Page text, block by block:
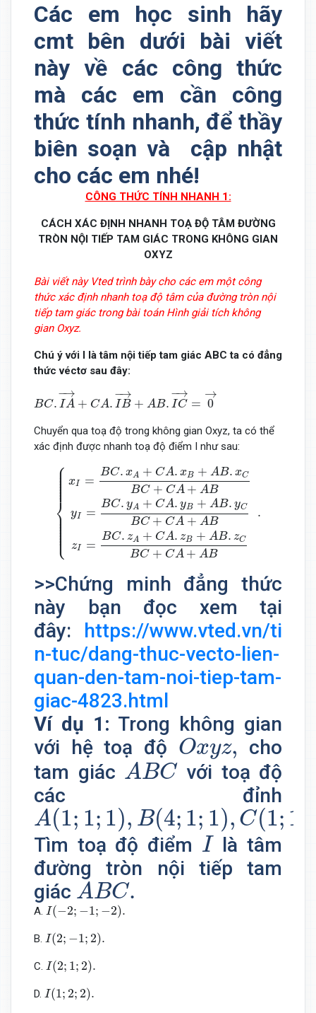
Các em học sinh hãy
cmt bên dưới bài viết
này về các công thức
mà các em cần công
thức tính nhanh, để thầy
biên soạn và cập nhật
cho các em nhé!
CÔNG THỨC TÍNH NHANH 1:
CÁCH XÁC ĐỊNH NHANH TOẠ ĐỘ TÂM ĐƯỜNG
TRÒN NỘI TIẾP TAM GIÁC TRONG KHÔNG GIAN
OXYZ
Bài viết này Vted trình bày cho các em một công
thức xác định nhanh toạ độ tâm của đường tròn nội
tiếp tam giác trong bài toán Hình giải tích không
gian Oxyz.
Chú ý với I là tâm nội tiếp tam giác ABC ta có đẳng
thức véctơ sau đây:
BC.
−→
IA + CA.
−→
IB + AB.
−→
IC =
→
0
A→ + →=0
Chuyển qua toạ độ trong không gian Oxyz, ta có thể
xác định được nhanh toạ độ điểm I như sau:
⎧
⎪
⎪
⎪
⎪ ⎪ ⎪ ⎪ ⎪
⎨
⎪
⎪ ⎪
⎪ ⎪ ⎪ ⎪ ⎪⎩
xI =
BC. xA + CA. xB + AB. xC
BC + CA + AB
yI =
BC. yA + CA. yB + AB. yC
BC + CA + AB
zI =
BC. zA + CA. zB + AB. zC
BC + CA + AB
.
x A+C A B +AB. C C C A+ A
>>Chứng minh đẳng thức
này bạn đọc xem tại
đây: https://www.vted.vn/ti
n-tuc/dang-thuc-vecto-lien-
quan-den-tam-noi-tiep-tam-
giac-4823.html
Ví dụ 1: Trong không gian
với hệ toạ độ Oxyz,
Oxyz,
cho
tam giác ABC
A BC
với toạ độ
các đỉnh
A(1; 1; 1), B(4; 1; 1), C(1; 1
A(1 1; 1) ,B (4;1 1 C( 1;1;5 .
Tìm toạ độ điểm I
I là tâm
đường tròn nội tiếp tam
giác ABC.
A BC.
A. I(−2; −1; −2).
I(− ;− −
B. I(2; −1; 2).
I(2; ;2 .
C. I(2; 1; 2).
I(2; 1; ).
D. I(1; 2; 2).
I(1; 2;2 ).